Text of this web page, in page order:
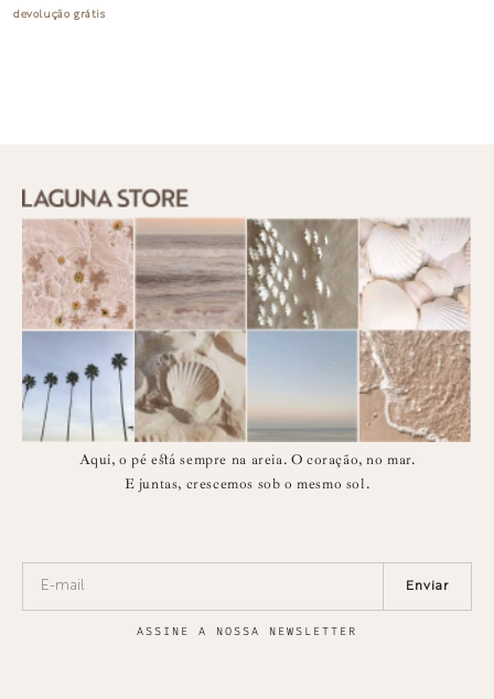
devolução grátis
Aqui, o pé está sempre na areia. O coração, no mar.
E juntas, crescemos sob o mesmo sol.
Enviar
ASSINE A NOSSA NEWSLETTER